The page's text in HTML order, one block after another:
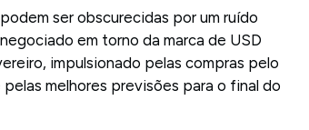
ser obscurecidas por um ruído
em torno da marca de USD
impulsionado pelas compras pelo
melhores previsões para o final do